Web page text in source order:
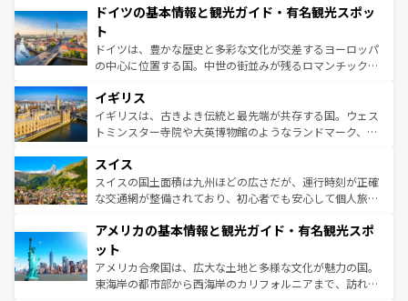
せる。地方によって風土や気候が異なるスペインはその個
ンテンツ一覧 を参照してほしい。
で、幅広い魅力が詰まっている。華麗な宮殿、歴史的な大
聖堂、美しいビーチ、そして豊かな自然が、訪れる者を心
から魅了する。また、フランスは美食の国としても知ら
れ、フランス料理はユネスコ無形文化遺産にも登録されて
香り高いラベンダー畑など、多彩な楽しみ方が可能だ。さ
らに、パリ以外の地域にも魅力が溢れており、どの街角に
も豊かな歴史と文化が息づいている。パリ以外の個性あふ
を参照してほしい。
ドイツの基本情報と観光ガイド・有名観光スポッ
ト
ドイツは、豊かな歴史と多彩な文化が交差するヨーロッパ
の中心に位置する国。中世の街並みが残るロマンチック街
顔を持つこの国は、どこを歩いても飽きることがない。ベ
ルリンの文化的活気、バイエルン州のアルプスの絶景、そ
してライン川沿いのワイン畑といった風景は必見。ビール
は、お酒好きな人にはぜひ体験してほしい。 なお、新着の
ドイツ情報はコンテンツ一覧を参照してほしい。
イギリス
イギリスは、古きよき伝統と最先端が共存する国。ウェス
トミンスター寺院や大英博物館のようなランドマーク、歴
リアごとに異なる魅力がある。また、優雅なアフタヌーン
ティー、ビール好きにはたまらない英国パブ、サッカー観
戦など、本場だからこそできる体験も豊富。イギリスを旅
ンツ一覧を参照してほしい。
スイス
スイスの国土面積は九州ほどの広さだが、運行時刻が正確
な交通網が整備されており、初心者でも安心して個人旅行
の建物がそのまま残る町や、スイスならではのユニークな
博物館もあり、アルプス観光だけでなく町歩きも満喫する
ことができる。国民の所得が高いため物価も高いが、旅行
者向けの交通パス提供のサービスもあり、うまく活用すれ
アメリカの基本情報と観光ガイド・有名観光スポ
ット
アメリカ合衆国は、広大な土地と多様な文化が魅力の国。
東海岸の都市部から西海岸のカリフォルニアまで、訪れる